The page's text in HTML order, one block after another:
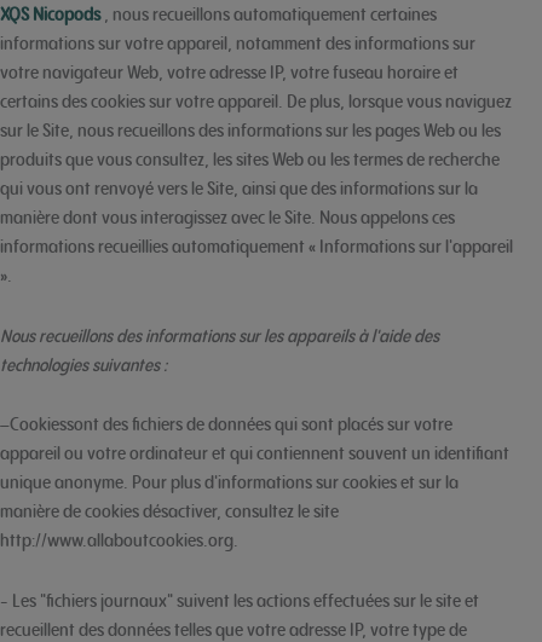
XQS Nicopods, nous recueillons automatiquement certaines
informations sur votre appareil, notamment des informations sur
votre navigateur Web, votre adresse IP, votre fuseau horaire et
certains des cookies sur votre appareil. De plus, lorsque vous naviguez
sur le Site, nous recueillons des informations sur les pages Web ou les
produits que vous consultez, les sites Web ou les termes de recherche
qui vous ont renvoyé vers le Site, ainsi que des informations sur la
manière dont vous interagissez avec le Site. Nous appelons ces
informations recueillies automatiquement « Informations sur l'appareil
».
Nous recueillons des informations sur les appareils à l'aide des
technologies suivantes :
–Cookiessont des fichiers de données qui sont placés sur votre
appareil ou votre ordinateur et qui contiennent souvent un identifiant
unique anonyme. Pour plus d'informations sur cookies et sur la
manière de cookies désactiver, consultez le site
http://www.allaboutcookies.org.
- Les "fichiers journaux" suivent les actions effectuées sur le site et
recueillent des données telles que votre adresse IP, votre type de